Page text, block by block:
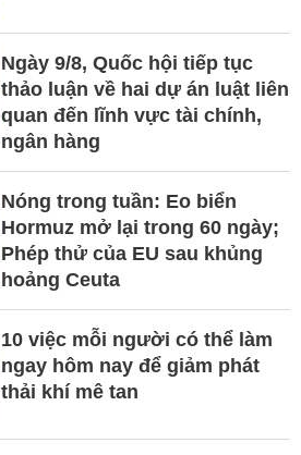
Ngày 9/8, Quốc hội tiếp tục
thảo luận về hai dự án luật liên
quan đến lĩnh vực tài chính,
ngân hàng
Nóng trong tuần: Eo biển
Hormuz mở lại trong 60 ngày;
Phép thử của EU sau khủng
hoảng Ceuta
10 việc mỗi người có thể làm
ngay hôm nay để giảm phát
thải khí mê tan